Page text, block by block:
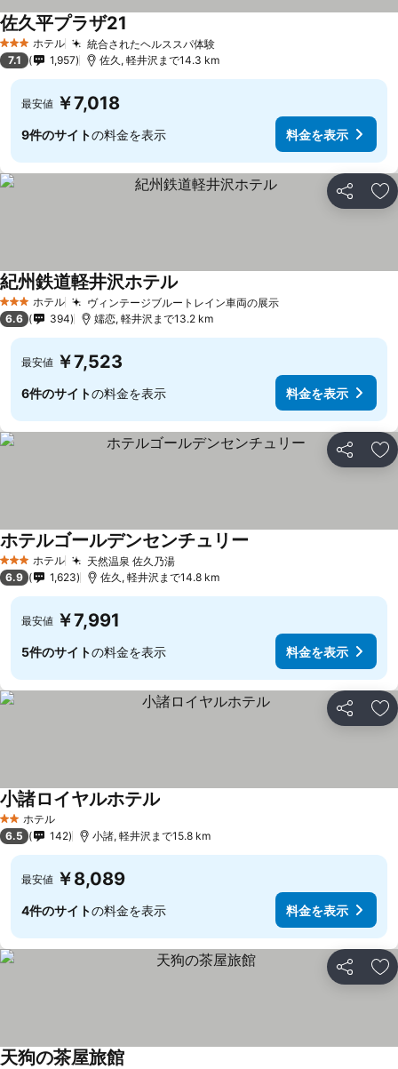
3 ホテルのランク
ホテル 統合されたヘルススパ体験料金を表示
佐久平プラザ21
7.1 1,957 佐久, 軽井沢まで14.3 km
最安値 ￥7,018
9件のサイトの料金を表示 料金を表示
シェア お
3 ホテルのランク
ホテル ヴィンテージブルートレイン車両の展示料金を表示
紀州鉄道軽井沢ホテル
6.6 394 嬬恋, 軽井沢まで13.2 km
最安値 ￥7,523
6件のサイトの料金を表示 料金を表示
シェア お
3 ホテルのランク
ホテル 天然温泉 佐久乃湯料金を表示
ホテルゴールデンセンチュリー
6.9 1,623 佐久, 軽井沢まで14.8 km
最安値 ￥7,991
5件のサイトの料金を表示 料金を表示
シェア お
2 ホテルのランク
ホテル
小諸ロイヤルホテル
6.5 142 小諸, 軽井沢まで15.8 km
最安値 ￥8,089
4件のサイトの料金を表示 料金を表示
シェア お
天狗の茶屋旅館